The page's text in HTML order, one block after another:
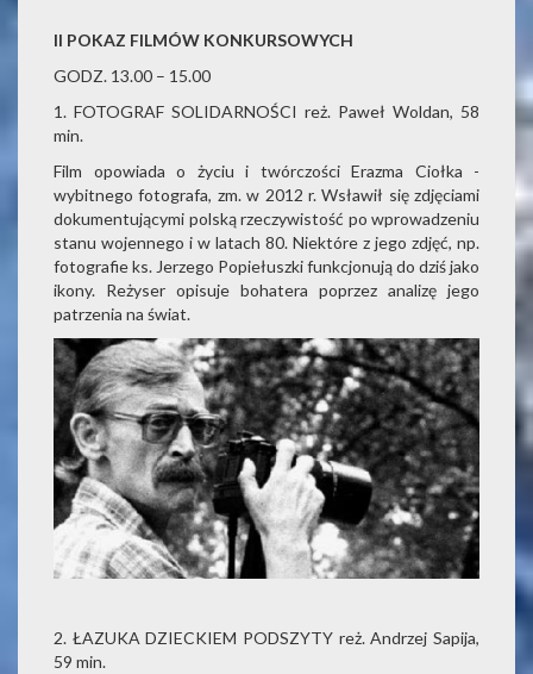
II POKAZ FILMÓW KONKURSOWYCH
GODZ. 13.00 – 15.00
1. FOTOGRAF SOLIDARNOŚCI reż. Paweł Woldan, 58
min.
Film opowiada o życiu i twórczości Erazma Ciołka -
wybitnego fotografa, zm. w 2012 r. Wsławił się zdjęciami
dokumentującymi polską rzeczywistość po wprowadzeniu
stanu wojennego i w latach 80. Niektóre z jego zdjęć, np.
fotografie ks. Jerzego Popiełuszki funkcjonują do dziś jako
ikony. Reżyser opisuje bohatera poprzez analizę jego
patrzenia na świat.
2. ŁAZUKA DZIECKIEM PODSZYTY reż. Andrzej Sapija,
59 min.